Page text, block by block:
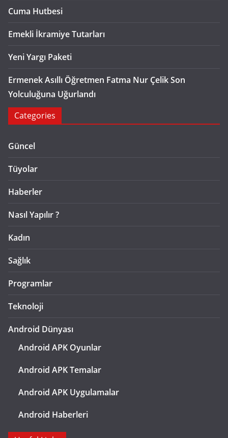
Cuma Hutbesi
Emekli İkramiye Tutarları
Yeni Yargı Paketi
Ermenek Asıllı Öğretmen Fatma Nur Çelik Son
Yolculuğuna Uğurlandı
Categories
Güncel
Tüyolar
Haberler
Nasıl Yapılır ?
Kadın
Sağlık
Programlar
Teknoloji
Android Dünyası
Android APK Oyunlar
Android APK Temalar
Android APK Uygulamalar
Android Haberleri